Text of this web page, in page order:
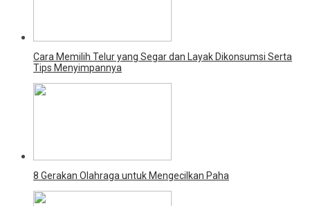
Cara Memilih Telur yang Segar dan Layak Dikonsumsi Serta
Tips Menyimpannya
8 Gerakan Olahraga untuk Mengecilkan Paha